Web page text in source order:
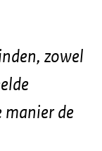
zowel
manier de